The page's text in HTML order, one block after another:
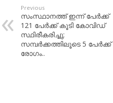
Previous
സംസ്ഥാനത്ത് ഇന്ന് പേര്‍ക്ക്
121 പേര്‍ക്ക് കൂടി കോവിഡ്
സ്ഥിരീകരിച്ചു;
സമ്പര്‍ക്കത്തിലൂടെ 5 പേര്‍ക്ക്
രോഗം..